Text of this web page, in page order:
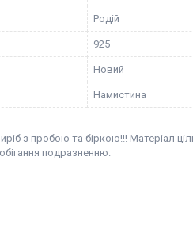
Родій
925
Новий
Намистина
з пробою та біркою!!! Матеріал
подразненню.